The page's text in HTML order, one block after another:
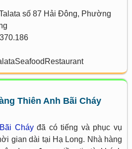
số 87 Hải Đông, Phường
Thiên Anh Bãi Cháy
Cháyđã có tiếng và phục vụ
gian dài tại Hạ Long. Nhà hàng